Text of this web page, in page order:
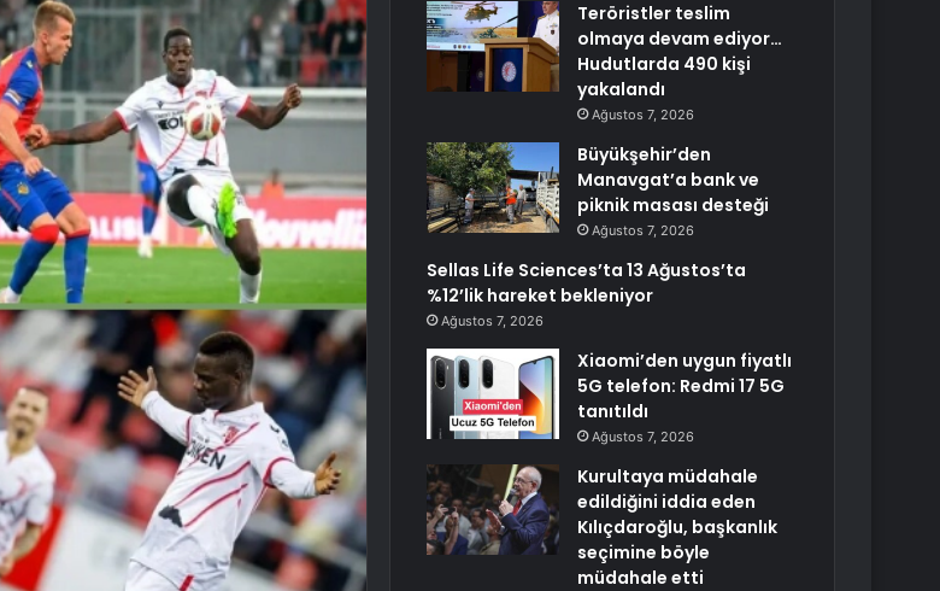
Teröristler teslim
olmaya devam ediyor…
Hudutlarda 490 kişi
yakalandı
Ağustos 7, 2026
Büyükşehir’den
Manavgat’a bank ve
piknik masası desteği
Ağustos 7, 2026
Sellas Life Sciences’ta 13 Ağustos’ta
%12’lik hareket bekleniyor
Ağustos 7, 2026
Xiaomi’den uygun fiyatlı
5G telefon: Redmi 17 5G
tanıtıldı
Ağustos 7, 2026
Kurultaya müdahale
edildiğini iddia eden
Kılıçdaroğlu, başkanlık
seçimine böyle
müdahale etti